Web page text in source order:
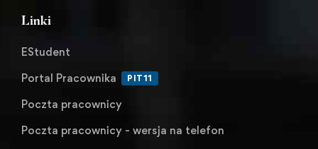
Linki
EStudent
Portal Pracownika
PIT11
Poczta pracownicy
Poczta pracownicy - wersja na telefon